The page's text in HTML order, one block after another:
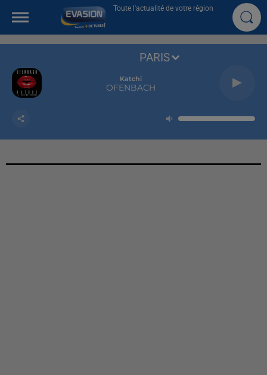
Toute l'actualité de votre région
Katchi
OFENBACH
PARIS